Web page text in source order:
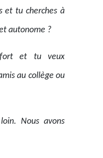
et tu cherches à
autonome ?
et tu veux
au collège ou
Nous avons